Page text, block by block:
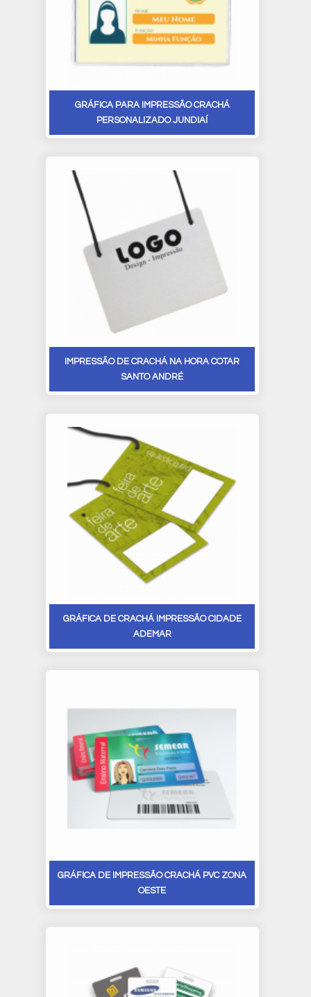
GRÁFICA PARA IMPRESSÃO CRACHÁ
PERSONALIZADO JUNDIAÍ
IMPRESSÃO DE CRACHÁ NA HORA COTAR
SANTO ANDRÉ
GRÁFICA DE CRACHÁ IMPRESSÃO CIDADE
ADEMAR
GRÁFICA DE IMPRESSÃO CRACHÁ PVC ZONA
OESTE